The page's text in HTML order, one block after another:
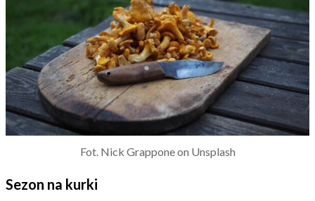
Fot. Nick Grappone on Unsplash
Sezon na kurki